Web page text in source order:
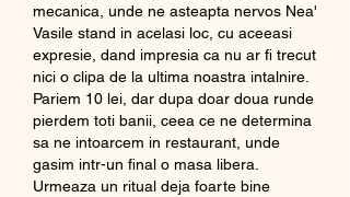
mecanica, unde ne asteapta nervos Nea'
Vasile stand in acelasi loc, cu aceeasi
expresie, dand impresia ca nu ar fi trecut
nici o clipa de la ultima noastra intalnire.
Pariem 10 lei, dar dupa doar doua runde
pierdem toti banii, ceea ce ne determina
sa ne intoarcem in restaurant, unde
gasim intr-un final o masa libera.
Urmeaza un ritual deja foarte bine